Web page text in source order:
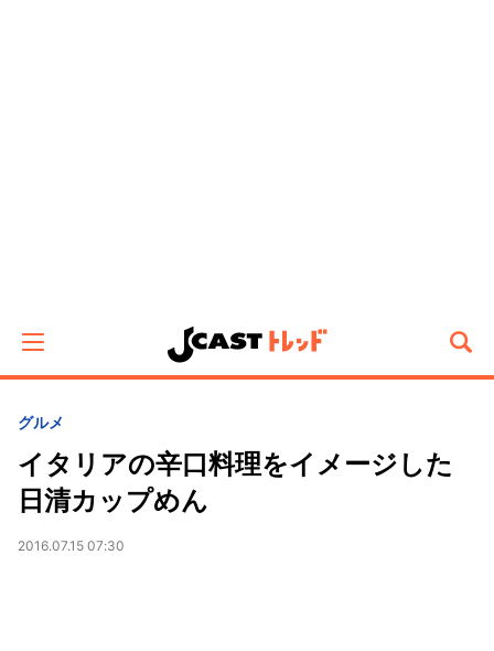
グルメ
イタリアの辛口料理をイメージした
日清カップめん
2016.07.15 07:30